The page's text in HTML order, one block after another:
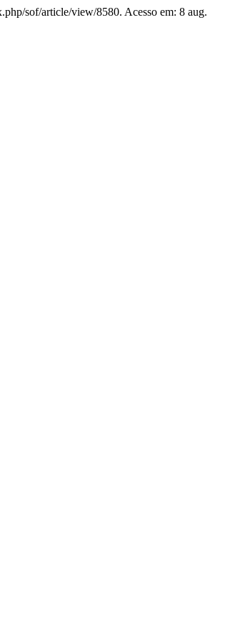
sof/article/view/8580. Acesso em: 8 aug.